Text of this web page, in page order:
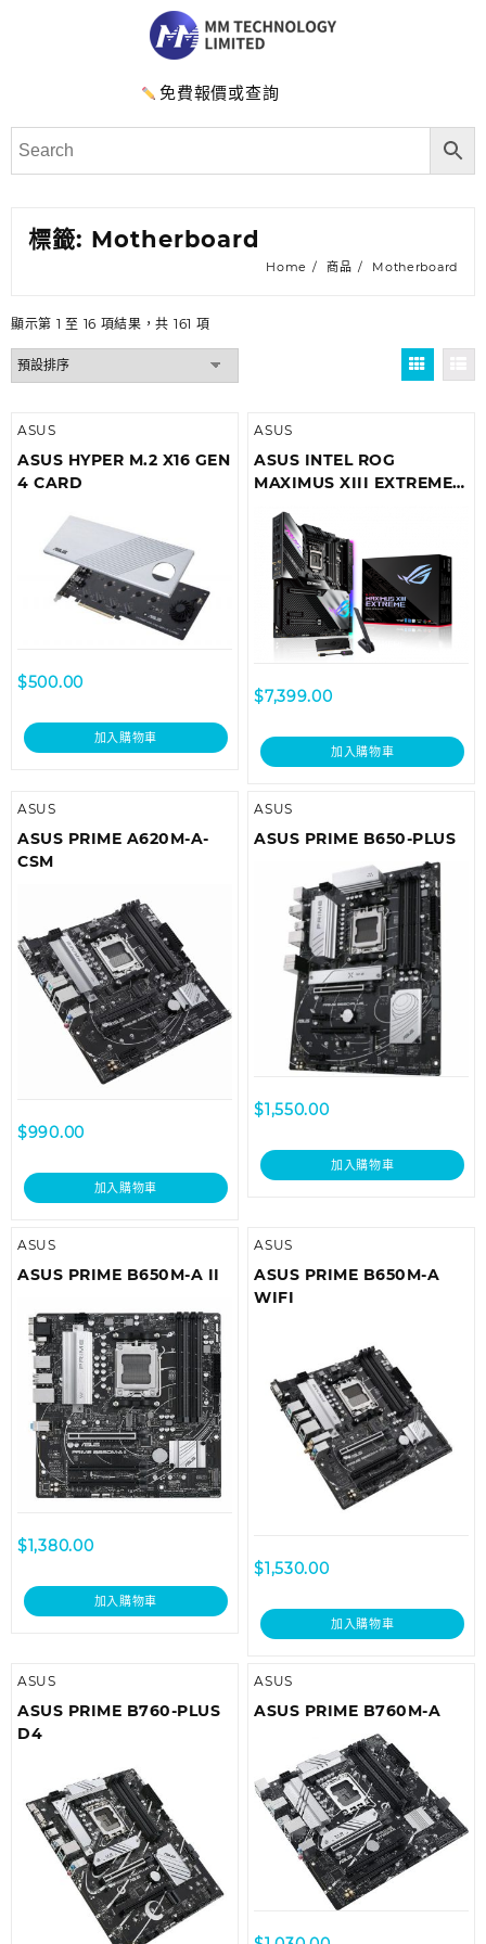
免費報價或查詢
標籤: Motherboard
Home 商品 Motherboard
顯示第 1 至 16 項結果，共 161 項
ASUS
ASUS HYPER M.2 X16 GEN
4 CARD
$500.00
加入購物車
ASUS
ASUS INTEL ROG
MAXIMUS XIII EXTREME
$7,399.00
加入購物車
ASUS
ASUS PRIME A620M-A-
CSM
$990.00
加入購物車
ASUS
ASUS PRIME B650-PLUS
$1,550.00
加入購物車
ASUS
ASUS PRIME B650M-A II
$1,380.00
加入購物車
ASUS
ASUS PRIME B650M-A
WIFI
$1,530.00
加入購物車
ASUS
ASUS PRIME B760-PLUS
D4
ASUS
ASUS PRIME B760M-A